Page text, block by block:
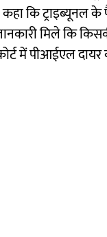
कि ट्राइब्यूनल
मिले कि
में पीआईएल दायर